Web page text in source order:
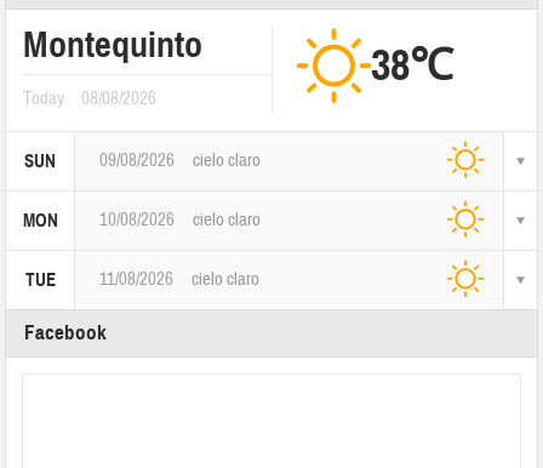
Montequinto
Today 08/08/2026
38℃
SUN 09/08/2026 cielo claro
MON 10/08/2026 cielo claro
TUE 11/08/2026 cielo claro
Facebook